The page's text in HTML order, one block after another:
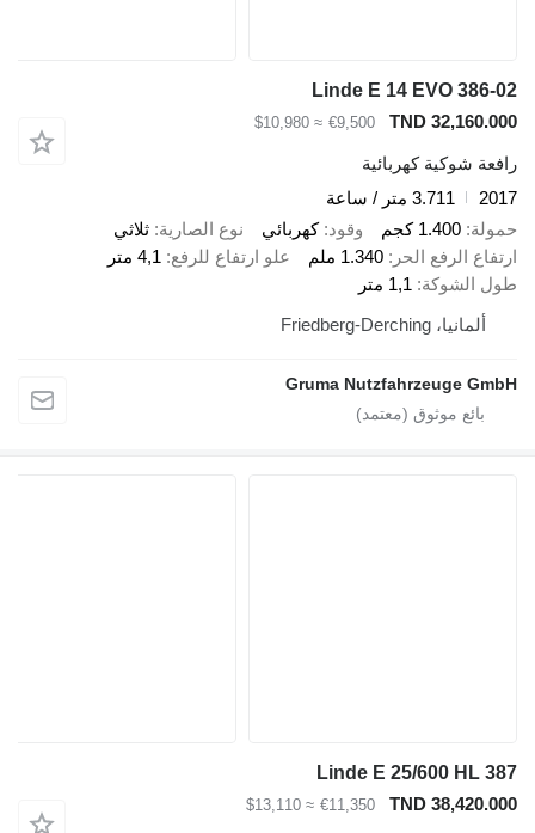
Linde E 14 EVO 386-02
TND 32,160.000
€9,500
≈ $10,980
رافعة شوكية كهربائية
2017
3.711 متر / ساعة
حمولة 1.400 كجم وقود كهربائي نوع الصارية ثلاثي
ارتفاع الرفع الحر
1.340 ملم علو ارتفاع للرفع 4,1 متر
طول الشوكة 1,1 متر
ألمانيا، Friedberg-Derching
Gruma Nutzfahrzeuge GmbH
Linde E 25/600 HL 387
TND 38,420.000
€11,350
≈ $13,110